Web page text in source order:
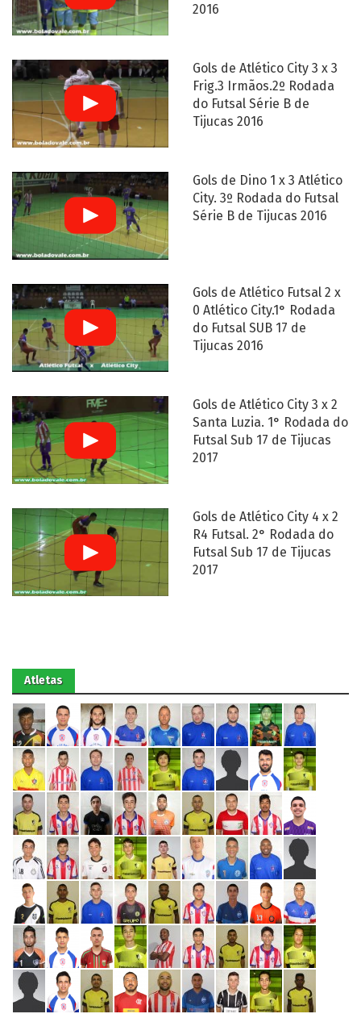
2016
Gols de Atlético City 3 x 3
Frig.3 Irmãos.2º Rodada
do Futsal Série B de
Tijucas 2016
Gols de Dino 1 x 3 Atlético
City. 3º Rodada do Futsal
Série B de Tijucas 2016
Gols de Atlético Futsal 2 x
0 Atlético City.1° Rodada
do Futsal SUB 17 de
Tijucas 2016
Gols de Atlético City 3 x 2
Santa Luzia. 1° Rodada do
Futsal Sub 17 de Tijucas
2017
Gols de Atlético City 4 x 2
R4 Futsal. 2° Rodada do
Futsal Sub 17 de Tijucas
2017
Atletas